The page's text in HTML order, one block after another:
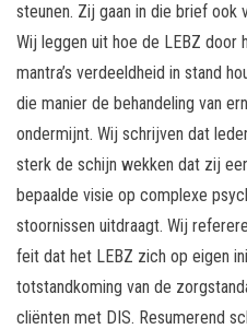
steunen. Zij gaan in die brief ook
Wij leggen uit hoe de LEBZ door
mantra’s verdeeldheid in stand
die manier de behandeling van
ondermijnt. Wij schrijven dat
sterk de schijn wekken dat zij
bepaalde visie op complexe
stoornissen uitdraagt. Wij
feit dat het LEBZ zich op eigen
totstandkoming van de
cliënten met DIS. Resumerend